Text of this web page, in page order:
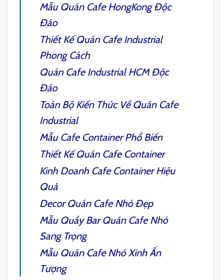
Mẫu Quán Cafe HongKongĐộc
Đáo
Thiết Kế Quán Cafe Industrial
Phong Cách
Quán Cafe Industrial HCMĐộc
Đáo
Toàn Bộ Kiến Thức Về Quán Cafe
Industrial
Mẫu Cafe ContainerPhổ Biến
Thiết Kế Quán Cafe Container
Kinh Doanh Cafe ContainerHiệu
Quả
Decor Quán Cafe NhỏĐẹp
Mẫu Quầy Bar Quán Cafe Nhỏ
Sang Trọng
Mẫu Quán Cafe Nhỏ XinhẤn
Tượng